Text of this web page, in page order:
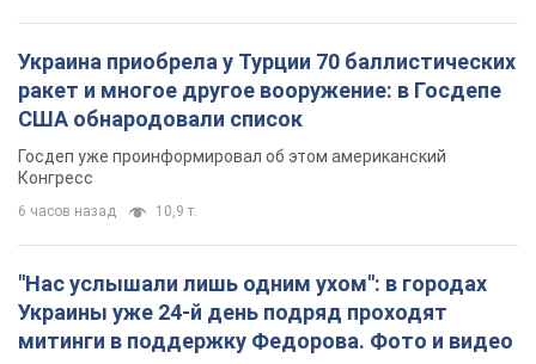
Украина приобрела у Турции 70 баллистических
ракет и многое другое вооружение: в Госдепе
США обнародовали список
Госдеп уже проинформировал об этом американский
Конгресс
6 часов назад 10,9 т.
"Нас услышали лишь одним ухом": в городах
Украины уже 24-й день подряд проходят
митинги в поддержку Федорова. Фото и видео